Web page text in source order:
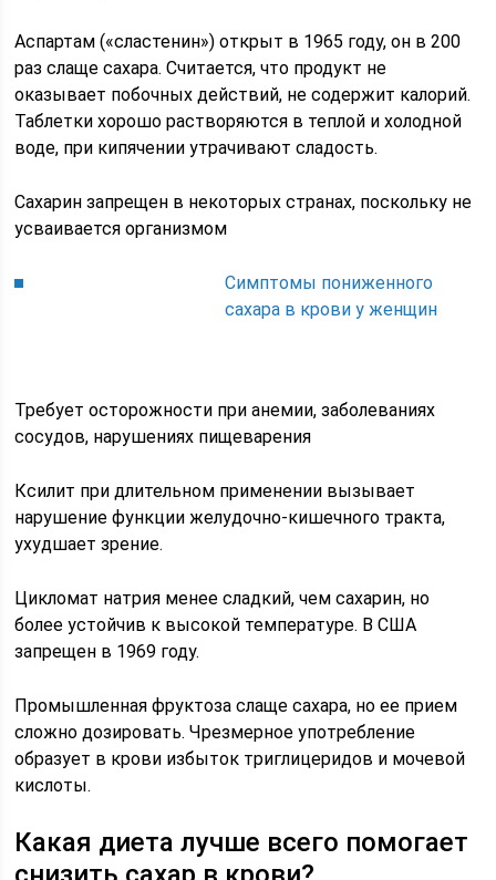
Аспартам («сластенин») открыт в 1965 году, он в 200
раз слаще сахара. Считается, что продукт не
оказывает побочных действий, не содержит калорий.
Таблетки хорошо растворяются в теплой и холодной
воде, при кипячении утрачивают сладость.
Сахарин запрещен в некоторых странах, поскольку не
усваивается организмом
Симптомы пониженного
сахара в крови у женщин
Требует осторожности при анемии, заболеваниях
сосудов, нарушениях пищеварения
Ксилит при длительном применении вызывает
нарушение функции желудочно-кишечного тракта,
ухудшает зрение.
Цикломат натрия менее сладкий, чем сахарин, но
более устойчив к высокой температуре. В США
запрещен в 1969 году.
Промышленная фруктоза слаще сахара, но ее прием
сложно дозировать. Чрезмерное употребление
образует в крови избыток триглицеридов и мочевой
кислоты.
Какая диета лучше всего помогает